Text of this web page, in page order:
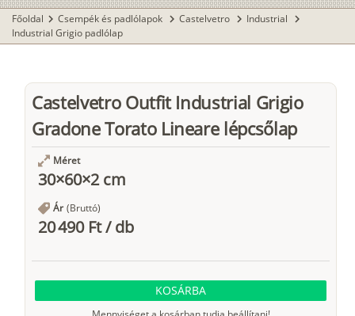
Főoldal chevron_right Csempék és padlólapok chevron_right Castelvetro chevron_right Industrial chevron_right
Industrial Grigio padlólap
Castelvetro Outfit Industrial Grigio
Gradone Torato Lineare lépcsőlap
Méret
30×60×2 cm
Ár (Bruttó)
20 490 Ft/db
KOSÁRBA